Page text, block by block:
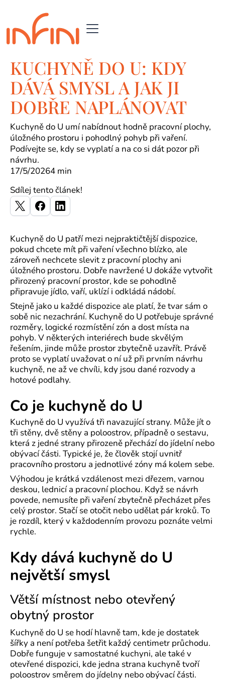
KUCHYNĚ DO U: KDY
DÁVÁ SMYSL A JAK JI
DOBŘE NAPLÁNOVAT
Kuchyně do U umí nabídnout hodně pracovní plochy,
úložného prostoru i pohodlný pohyb při vaření.
Podívejte se, kdy se vyplatí a na co si dát pozor při
návrhu.
17/5/20264 min
Sdílej tento článek!
Kuchyně do U patří mezi nejpraktičtější dispozice,
pokud chcete mít při vaření všechno blízko, ale
zároveň nechcete slevit z pracovní plochy ani
úložného prostoru. Dobře navržené U dokáže vytvořit
přirozený pracovní prostor, kde se pohodlně
připravuje jídlo, vaří, uklízí i odkládá nádobí.
Stejně jako u každé dispozice ale platí, že tvar sám o
sobě nic nezachrání. Kuchyně do U potřebuje správné
rozměry, logické rozmístění zón a dost místa na
pohyb. V některých interiérech bude skvělým
řešením, jinde může prostor zbytečně uzavřít. Právě
proto se vyplatí uvažovat o ní už při prvním návrhu
kuchyně, ne až ve chvíli, kdy jsou dané rozvody a
hotové podlahy.
Co je kuchyně do U
Kuchyně do U využívá tři navazující strany. Může jít o
tři stěny, dvě stěny a poloostrov, případně o sestavu,
která z jedné strany přirozeně přechází do jídelní nebo
obývací části. Typické je, že člověk stojí uvnitř
pracovního prostoru a jednotlivé zóny má kolem sebe.
Výhodou je krátká vzdálenost mezi dřezem, varnou
deskou, lednicí a pracovní plochou. Když se návrh
povede, nemusíte při vaření zbytečně přecházet přes
celý prostor. Stačí se otočit nebo udělat pár kroků. To
je rozdíl, který v každodenním provozu poznáte velmi
rychle.
Kdy dává kuchyně do U
největší smysl
Větší místnost nebo otevřený
obytný prostor
Kuchyně do U se hodí hlavně tam, kde je dostatek
šířky a není potřeba šetřit každý centimetr průchodu.
Dobře funguje v samostatné kuchyni, ale také v
otevřené dispozici, kde jedna strana kuchyně tvoří
poloostrov směrem do jídelny nebo obývací části.